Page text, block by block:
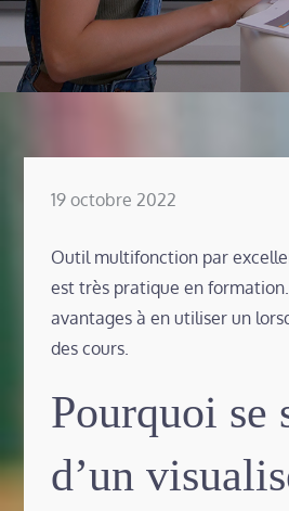
Posted
19 octobre 2022
Outil multifonction par
est très pratique en
avantages à en utiliser un
des cours.
Pourquoi se
d’un